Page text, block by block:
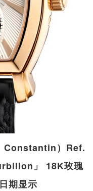
Constantin）Ref.
」 18K玫瑰
期显示